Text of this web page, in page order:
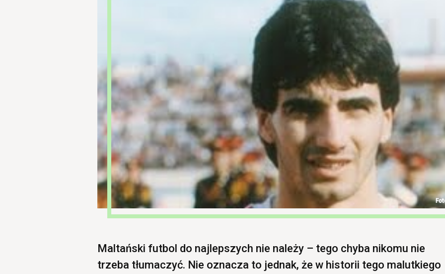
Maltański futbol do najlepszych nie należy – tego chyba nikomu nie
trzeba tłumaczyć. Nie oznacza to jednak, że w historii tego malutkiego